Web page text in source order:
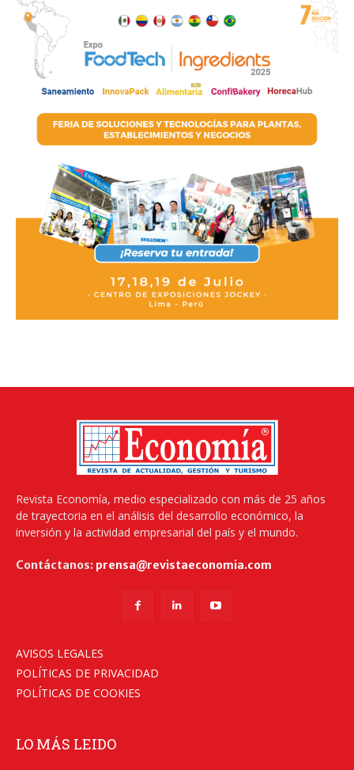
Revista Economía, medio especializado con más de 25 años
de trayectoria en el análisis del desarrollo económico, la
inversión y la actividad empresarial del país y el mundo.
Contáctanos: prensa@revistaeconomia.com
AVISOS LEGALES
POLÍTICAS DE PRIVACIDAD
POLÍTICAS DE COOKIES
LO MÁS LEIDO